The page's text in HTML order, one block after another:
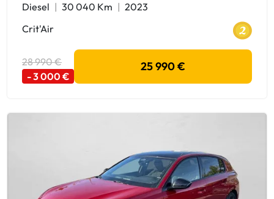
Diesel 30 040 Km
2023
Crit'Air
28 990 €
- 3 000 €
25 990 €